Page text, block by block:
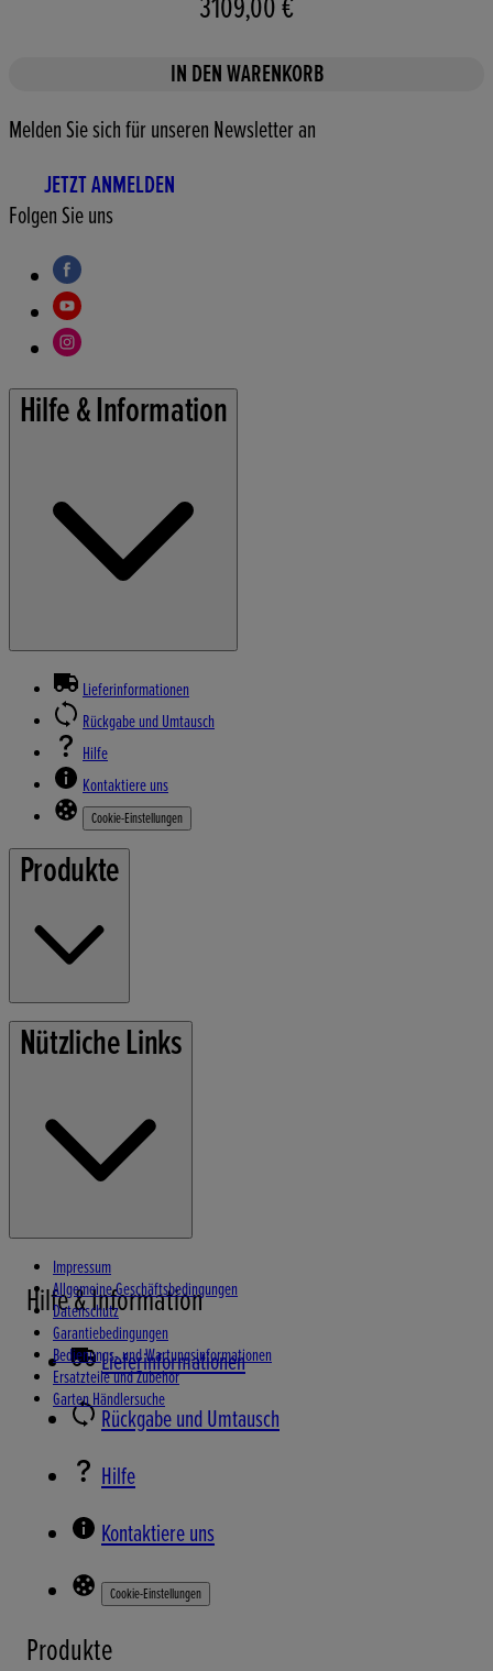
IN DEN WARENKORB
Melden Sie sich für unseren Newsletter an
JETZT ANMELDEN
Folgen Sie uns
Hilfe & Information
Lieferinformationen
Rückgabe und Umtausch
Hilfe
Kontaktiere uns
Cookie-Einstellungen
Produkte
Rasenmäher
Gartengeräte
Schneefräsen
Nützliche Links
Impressum
Allgemeine Geschäftsbedingungen
Datenschutz
Garantiebedingungen
Bedienungs- und Wartungsinformationen
Ersatzteile und Zubehör
Garten Händlersuche
Hilfe & Information
Lieferinformationen
Rückgabe und Umtausch
Hilfe
Kontaktiere uns
Cookie-Einstellungen
Produkte